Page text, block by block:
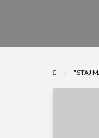
"STAJ